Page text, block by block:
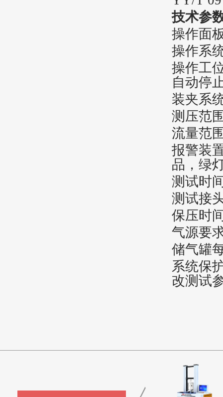
技术参
操作面
操作系
操作工
自动停
装夹系
测压范
流量范
报警装
品，绿
测试时
测试接
保压时
气源要
储气罐
系统保
改测试